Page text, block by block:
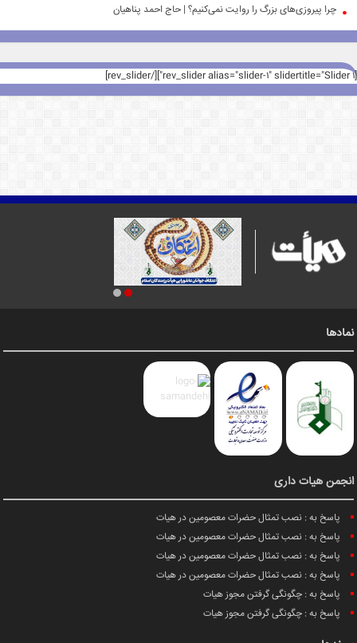
چرا پیروزی‌های بزرگ را روایت نمی‌کنیم؟ | حاج احمد پناهیان
[rev_slider alias="slider-1" slidertitle="Slider 1"][/rev_slider]
نمادها
انجمن هیات داری
پاسخ به : نصب تمثال حضرات معصومین در هیات
پاسخ به : نصب تمثال حضرات معصومین در هیات
پاسخ به : نصب تمثال حضرات معصومین در هیات
پاسخ به : نصب تمثال حضرات معصومین در هیات
پاسخ به : چگونگی گرفتن مجوز هیات
پاسخ به : چگونگی گرفتن مجوز هیات